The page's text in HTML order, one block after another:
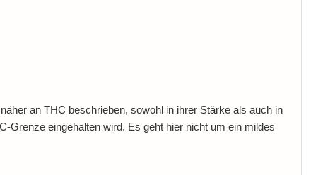
an THC beschrieben, sowohl in ihrer Stärke als auch in
Grenze eingehalten wird. Es geht hier nicht um ein mildes